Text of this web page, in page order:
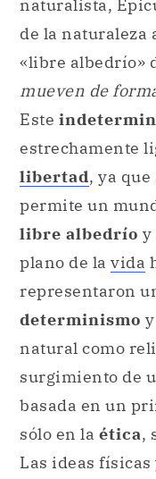
naturalista,
de la naturaleza
«libre albedrío»
mueven de
Este
estrechamente
libertad, ya que
permite un
libre albedrío y
plano de la vida
representaron
determinismo
natural como
surgimiento de
basada en un
sólo en la ética,
Las ideas